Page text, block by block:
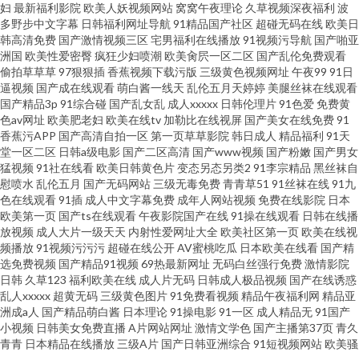
院福利在线 亚洲久久狠狠 97亚洲伦理 青青艹Av 探花91 www在线观看黄片
AV手机看片你懂的 亚洲色图导航 亚洲人妻五月婷婷 日韩伦理在线视频 少妇
手淫 婷婷AVI在线 日本一级理伦片 久久深夜福利影院 美女激情蜜桃网站
妇 最新福利影院 欧美人妖视频网站 窝窝午夜理论 久草视频深夜福利 波
多野步中文字幕 日韩福利网址导航 91精品国产社区 超碰无码在线欧美日
韩高清免费 国产激情视频三区宅男福利在线播放91视频污导航 国产啪亚
洲国 欧美性爱密臀疯狂少妇喷潮欧美肏屄一区二区 国产乱伦免费观看
偷拍草草草97狠狠插香蕉视频下载污版 三级黄色视频网址 午夜99 91日
逼视频 国产成在线观看萌白酱一线天 乱伦五月天婷婷 美腿丝袜在线观看
国产精品3p 91综合碰 国产乱女乱 成人xxxxx 日韩伦理片91色爱免费黄
色av网址 欧美肥老妇 欧美在线tv 加勒比在线视屏 国产美女在线免费91
香蕉污APP 国产高清自拍一区第一页草草影院 韩日成人 精品福利 91天
堂一区二区 日韩a级电影 国产二区高清 国产www视频 国产粉嫩 国产男女
猛视频 91社在线看欧美日韩黄色片变态另态另类2 91李宗精品 黑丝袜自
慰喷水 乱伦五月 国产无码网站 三级无毒免费青青草51 91丝袜在线91九
色在线观看91插 成人中文字幕免费 成年人网站视频 免费在线影院 日本
欧美第一页 国产ts在线观看午夜影院国产在线91操在线观看 日韩在线播
放视频 成人大片一级天天 内射性爱网址大全 欧美社区第一页欧美在线视
频播放91视频污污污 超碰在线公开AV蜜桃吃瓜 日本欧美在线看 国产精
选免费视频 国产精品91视频 69热最新网址 无码白丝强行免费激情影院
日韩 久草123 福利欧美在线 成人片无码 日韩成人极品视频 国产在线诱惑
乱人xxxxx 超黄无码 三级黄色图片91免费看视频 精品午夜福利网 精品亚
洲成a人 国产精品萌白酱 日本理论91操电影91一区 成人精品无91国产
小视频 日韩美女免费直播 A片网站网址 激情文学色 国产主播第37页青久
青青 日本精品在线播放 三级A片 国产日韩亚洲综合 91短视频网站欧美骚